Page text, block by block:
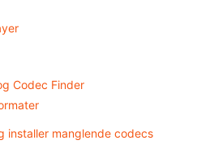
Codec Finder
installer manglende codecs